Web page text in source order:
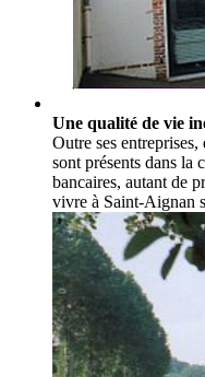
Une qualité de vie
Outre ses
sont présents dans la
bancaires, autant de
vivre à Saint-Aignan